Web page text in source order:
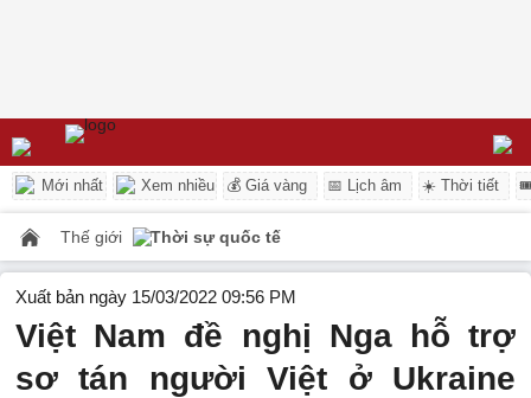
Mới nhất Xem nhiều 💰 Giá vàng 📅 Lịch âm ☀️ Thời tiết
Thế giới Thời sự quốc tế
Xuất bản ngày 15/03/2022 09:56 PM
Việt Nam đề nghị Nga hỗ trợ
sơ tán người Việt ở Ukraine